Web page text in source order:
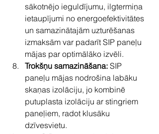
sākotnējo ieguldījumu, ilgtermiņa
ietaupījumi no energoefektivitātes
un samazinātajām uzturēšanas
izmaksām var padarīt SIP paneļu
mājas par optimālāko izvēli.
Trokšņu samazināšana: SIP
paneļu mājas nodrošina labāku
skaņas izolāciju, jo kombinē
putuplasta izolāciju ar stingriem
paneļiem, radot klusāku
dzīvesvietu.